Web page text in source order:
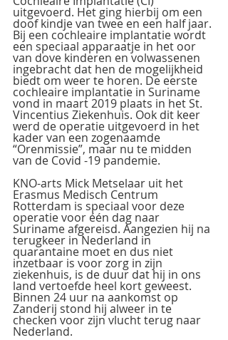
uitgevoerd. Het ging hierbij om een
doof kindje van twee en een half jaar.
Bij een cochleaire implantatie wordt
een speciaal apparaatje in het oor
van dove kinderen en volwassenen
ingebracht dat hen de mogelijkheid
biedt om weer te horen. De eerste
cochleaire implantatie in Suriname
vond in maart 2019 plaats in het St.
Vincentius Ziekenhuis. Ook dit keer
werd de operatie uitgevoerd in het
kader van een zogenaamde
“Orenmissie”, maar nu te midden
van de Covid -19 pandemie.
KNO-arts Mick Metselaar uit het
Erasmus Medisch Centrum
Rotterdam is speciaal voor deze
operatie voor één dag naar
Suriname afgereisd. Aangezien hij na
terugkeer in Nederland in
quarantaine moet en dus niet
inzetbaar is voor zorg in zijn
ziekenhuis, is de duur dat hij in ons
land vertoefde heel kort geweest.
Binnen 24 uur na aankomst op
Zanderij stond hij alweer in te
checken voor zijn vlucht terug naar
Nederland.